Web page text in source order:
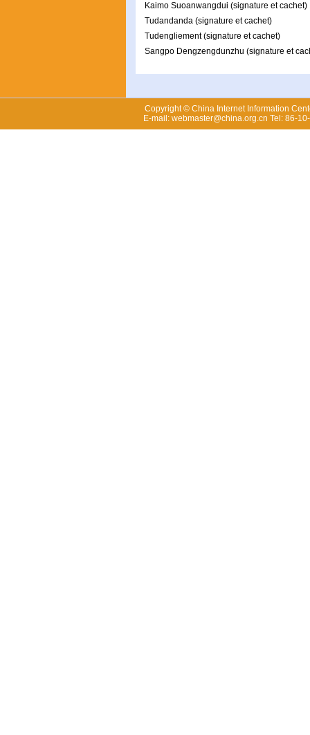
Kaimo Suoanwangdui (signature et cachet)
Tudandanda (signature et cachet)
Tudengliement (signature et cachet)
Sangpo Dengzengdunzhu (signature et
Copyright © China Internet Information
E-mail: webmaster@china.org.cn Tel: 86-